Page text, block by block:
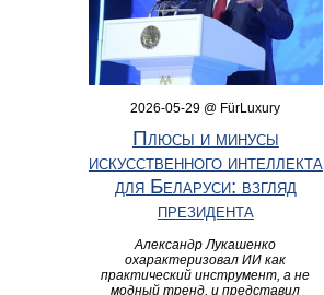
2026-05-29 @ FürLuxury
Плюсы и минусы
искусственного интеллекта
для Беларуси: взгляд
президента
Александр Лукашенко
охарактеризовал ИИ как
практический инструмент, а не
модный тренд, и представил